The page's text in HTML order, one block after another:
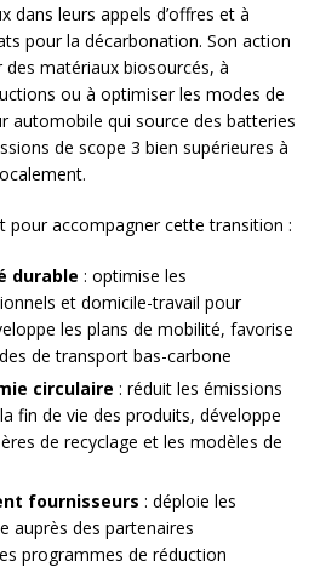
dans leurs appels d’offres et à
pour la décarbonation. Son action
matériaux biosourcés, à
ou à optimiser les modes de
automobile qui source des batteries
de scope 3 bien supérieures à
pour accompagner cette transition :
durable : optimise les
et domicile-travail pour
les plans de mobilité, favorise
de transport bas-carbone
circulaire : réduit les émissions
fin de vie des produits, développe
de recyclage et les modèles de
fournisseurs : déploie les
auprès des partenaires
programmes de réduction